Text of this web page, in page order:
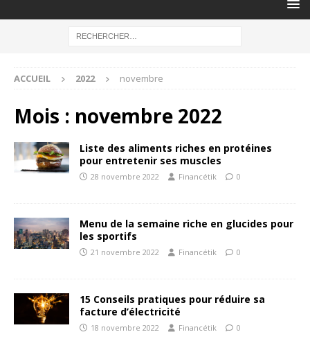
ACCUEIL 2022 novembre
Mois : novembre 2022
Liste des aliments riches en protéines
pour entretenir ses muscles
28 novembre 2022 Financétik 0
Menu de la semaine riche en glucides pour
les sportifs
21 novembre 2022 Financétik 0
15 Conseils pratiques pour réduire sa
facture d’électricité
18 novembre 2022 Financétik 0